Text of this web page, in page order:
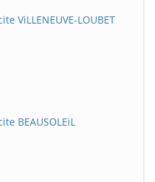
ViLLENEUVE-LOUBET
BEAUSOLEiL